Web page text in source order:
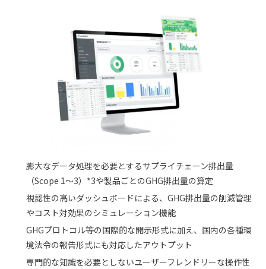
膨大なデータ処理を必要とするサプライチェーン排出量
（Scope 1〜3）*3や製品ごとのGHG排出量の算定
視認性の高いダッシュボードによる、GHG排出量の削減管理
やコスト対効果のシミュレーション機能
GHGプロトコル等の国際的な開示形式に加え、国内の各種環
境法令の報告形式にも対応したアウトプット
専門的な知識を必要としないユーザーフレンドリーな操作性